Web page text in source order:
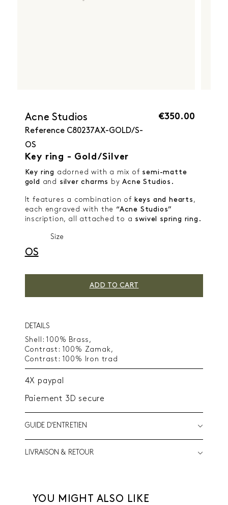
Acne Studios
Reference C80237AX-GOLD/S-
OS
Key ring - Gold/Silver
€350.00
Key ring adorned with a mix of semi-matte
gold and silver charms by Acne Studios.
It features a combination of keys and hearts ,
each engraved with the “Acne Studios”
inscription, all attached to a swivel spring ring.
Size
OS
ADD TO CART
DETAILS
Shell: 100% Brass,
Contrast: 100% Zamak,
Contrast: 100% Iron trad
4X paypal
Paiement 3D secure
GUIDE D'ENTRETIEN
LIVRAISON & RETOUR
YOU MIGHT ALSO LIKE